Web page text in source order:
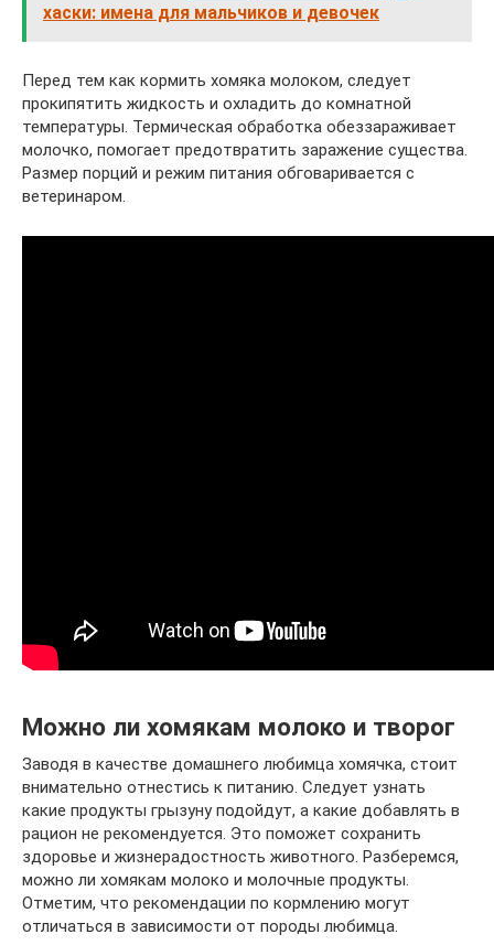
хаски: имена для мальчиков и девочек
Перед тем как кормить хомяка молоком, следует
прокипятить жидкость и охладить до комнатной
температуры. Термическая обработка обеззараживает
молочко, помогает предотвратить заражение существа.
Размер порций и режим питания обговаривается с
ветеринаром.
Можно ли хомякам молоко и творог
Заводя в качестве домашнего любимца хомячка, стоит
внимательно отнестись к питанию. Следует узнать
какие продукты грызуну подойдут, а какие добавлять в
рацион не рекомендуется. Это поможет сохранить
здоровье и жизнерадостность животного. Разберемся,
можно ли хомякам молоко и молочные продукты.
Отметим, что рекомендации по кормлению могут
отличаться в зависимости от породы любимца.